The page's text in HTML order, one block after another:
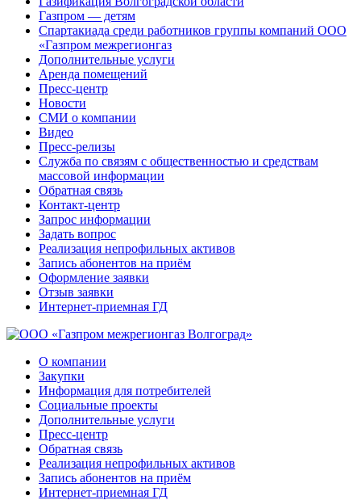
Газпром — детям
Спартакиада среди работников группы компаний ООО
«Газпром межрегионгаз
Дополнительные услуги
Аренда помещений
Пресс-центр
Новости
СМИ о компании
Видео
Пресс-релизы
Служба по связям с общественностью и средствам
массовой информации
Обратная связь
Контакт-центр
Запрос информации
Задать вопрос
Реализация непрофильных активов
Запись абонентов на приём
Оформление заявки
Отзыв заявки
Интернет-приемная ГД
О компании
Закупки
Информация для потребителей
Социальные проекты
Дополнительные услуги
Пресс-центр
Обратная связь
Реализация непрофильных активов
Запись абонентов на приём
Интернет-приемная ГД